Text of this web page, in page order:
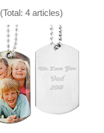
(Total: 4 articles)